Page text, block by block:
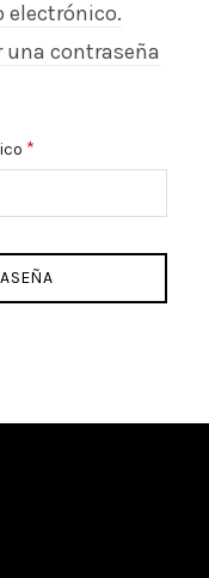
electrónico.
una contraseña
*